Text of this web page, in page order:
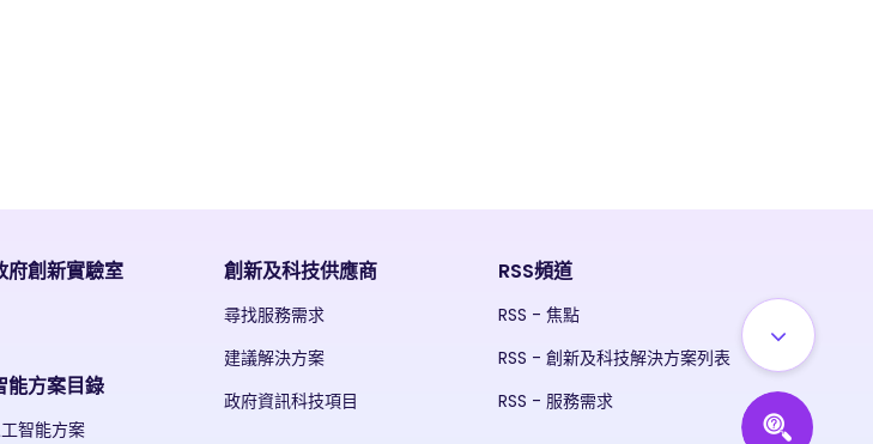
府創新實驗室
能方案目錄
智能方案
創新及科技供應商
尋找服務需求
建議解決方案
政府資訊科技項目
RSS頻道
RSS - 焦點
RSS - 創新及科技解決方案列表
RSS - 服務需求